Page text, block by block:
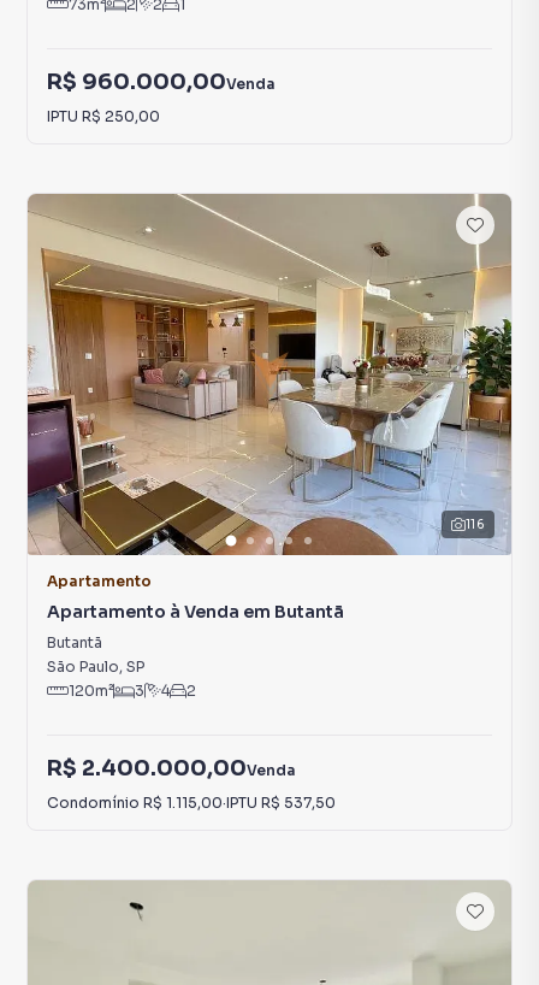
73m² 2 2
R$ 960.000,00Venda
IPTU R$ 250,00
116
Apartamento
Apartamento à Venda em Butantã
Butantã
São Paulo, SP
120m² 3 4 2
R$ 2.400.000,00Venda
Condomínio R$ 1.115,00·IPTU R$ 537,50